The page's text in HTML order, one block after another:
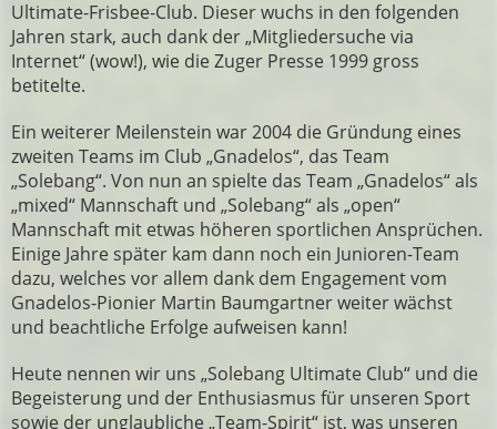
Ultimate-Frisbee-Club. Dieser wuchs in den folgenden
Jahren stark, auch dank der „Mitgliedersuche via
Internet“ (wow!), wie die Zuger Presse 1999 gross
betitelte.
Ein weiterer Meilenstein war 2004 die Gründung eines
zweiten Teams im Club „Gnadelos“, das Team
„Solebang“. Von nun an spielte das Team „Gnadelos“ als
„mixed“ Mannschaft und „Solebang“ als „open“
Mannschaft mit etwas höheren sportlichen Ansprüchen.
Einige Jahre später kam dann noch ein Junioren-Team
dazu, welches vor allem dank dem Engagement vom
Gnadelos-Pionier Martin Baumgartner weiter wächst
und beachtliche Erfolge aufweisen kann!
Heute nennen wir uns „Solebang Ultimate Club“ und die
Begeisterung und der Enthusiasmus für unseren Sport
sowie der unglaubliche „Team-Spirit“ ist, was unseren